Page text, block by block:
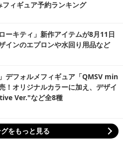
フィギュア予約ランキング
ーキティ」新作アイテムが8月11日
インのエプロンや水回り用品など
デフォルメフィギュア「QMSV min
！オリジナルカラーに加え、デザイ
Ver."など全8種
をもっと見る